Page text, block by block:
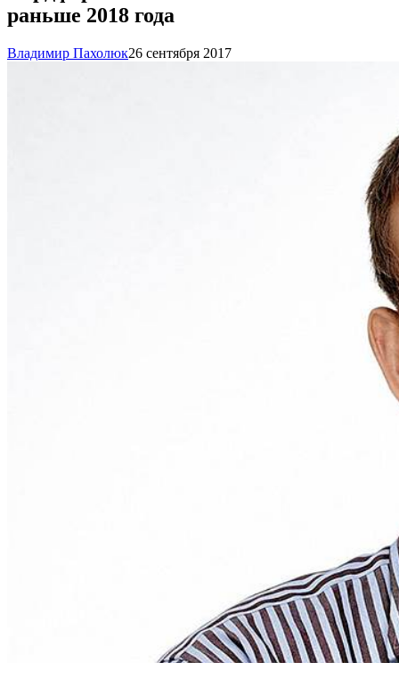
раньше 2018 года
Владимир Пахолюк26 сентября 2017